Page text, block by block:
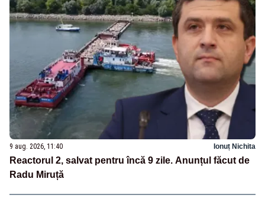
9 aug. 2026, 11:40 Ionuț Nichita
Reactorul 2, salvat pentru încă 9 zile. Anunțul făcut de
Radu Miruță